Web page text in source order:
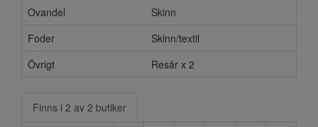
Ovandel
Skinn
Foder
Skinn/textil
Övrigt
Resår x 2
Finns i 2 av 2 butiker